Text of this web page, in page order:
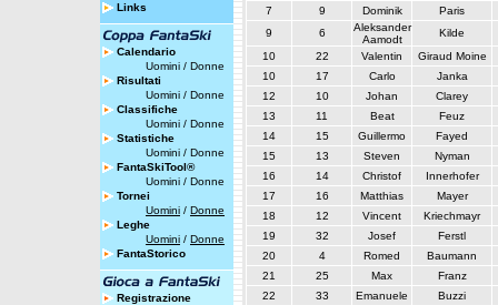
Links
Calendario
Uomini / Donne
Risultati
Uomini / Donne
Classifiche
Uomini / Donne
Statistiche
Uomini / Donne
FantaSkiTool®
Uomini / Donne
Tornei
Uomini / Donne
Leghe
Uomini / Donne
FantaStorico
Registrazione
7
9 Dominik
Paris
9
6
Aleksander
Aamodt
Kilde
10
22 Valentin
Giraud Moine
10
17 Carlo
Janka
12
10 Johan
Clarey
13
11 Beat
Feuz
14
15 Guillermo
Fayed
15
13 Steven
Nyman
16
14 Christof
Innerhofer
17
16 Matthias
Mayer
18
12 Vincent
Kriechmayr
19
32 Josef
Ferstl
20
4 Romed
Baumann
21
25 Max
Franz
22
33 Emanuele
Buzzi